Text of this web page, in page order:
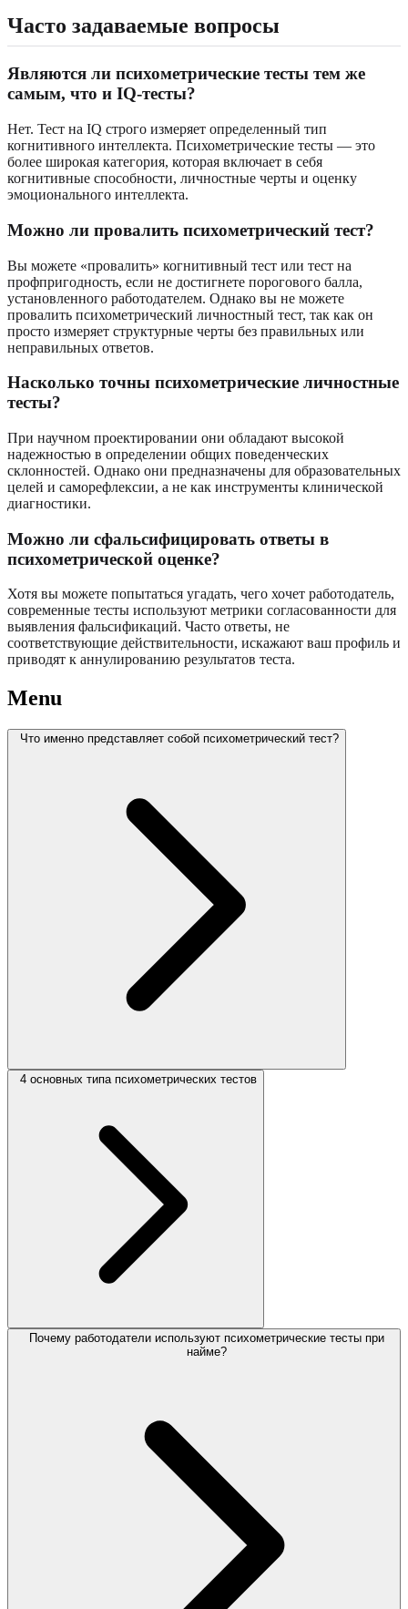
Часто задаваемые вопросы
Являются ли психометрические тесты тем же
самым, что и IQ-тесты?
Нет. Тест на IQ строго измеряет определенный тип
когнитивного интеллекта. Психометрические тесты — это
более широкая категория, которая включает в себя
когнитивные способности, личностные черты и оценку
эмоционального интеллекта.
Можно ли провалить психометрический тест?
Вы можете «провалить» когнитивный тест или тест на
профпригодность, если не достигнете порогового балла,
установленного работодателем. Однако вы не можете
провалить психометрический личностный тест, так как он
просто измеряет структурные черты без правильных или
неправильных ответов.
Насколько точны психометрические личностные
тесты?
При научном проектировании они обладают высокой
надежностью в определении общих поведенческих
склонностей. Однако они предназначены для образовательных
целей и саморефлексии, а не как инструменты клинической
диагностики.
Можно ли сфальсифицировать ответы в
психометрической оценке?
Хотя вы можете попытаться угадать, чего хочет работодатель,
современные тесты используют метрики согласованности для
выявления фальсификаций. Часто ответы, не
соответствующие действительности, искажают ваш профиль и
приводят к аннулированию результатов теста.
Menu
Что именно представляет собой психометрический тест?
4 основных типа психометрических тестов
Почему работодатели используют психометрические тесты при
найме?